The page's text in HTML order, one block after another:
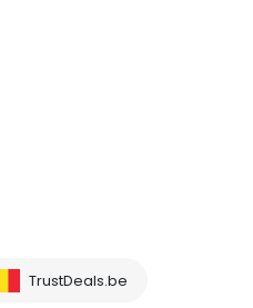
TrustDeals.be